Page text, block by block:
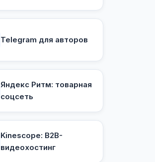
Telegram для авторов
Яндекс Ритм: товарная
соцсеть
Kinescope: B2B-
видеохостинг